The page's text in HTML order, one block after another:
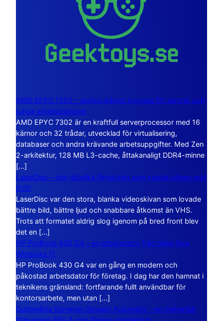
AMD EPYC 7302 – sexton kärnor byggda för servrar och
tunga arbetsstationer
AMD EPYC 7302 är en kraftfull serverprocessor med 16
kärnor och 32 trådar, utvecklad för virtualisering,
databaser och andra krävande arbetsuppgifter. Med Zen
2-arkitektur, 128 MB L3-cache, åttakanaligt DDR4-minne
[…]
LaserDisc – den jättelika filmskivan som visade vägen mot
DVD
LaserDisc var den stora, blanka videoskivan som lovade
bättre bild, bättre ljud och snabbare åtkomst än VHS.
Trots att formatet aldrig slog igenom på bred front blev
det en […]
HP ProBook 430 G4 – en arbetsdator från tiden före
Windows 11
HP ProBook 430 G4 var en gång en modern och
påkostad arbetsdator för företag. I dag har den hamnat i
teknikens gränsland: fortfarande fullt användbar för
kontorsarbete, men utan […]
Dubbelåtta Kameran Gevaert Automatic – en mekanisk